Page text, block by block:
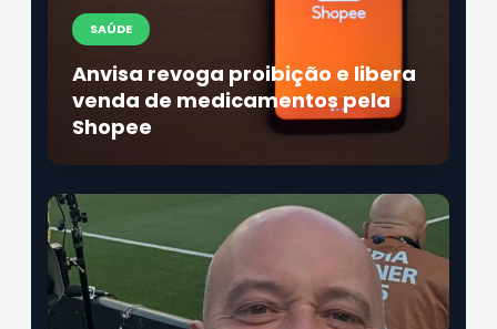
SAÚDE
Anvisa revoga proibição e libera
venda de medicamentos pela
Shopee